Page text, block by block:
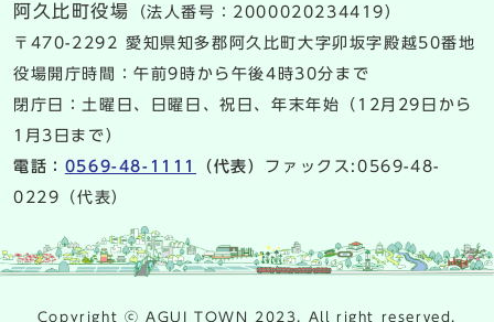
阿久比町役場
（法人番号：2000020234419）
〒470-2292 愛知県知多郡阿久比町大字卯坂字殿越50番地
役場開庁時間：午前9時から午後4時30分まで
閉庁日：土曜日、日曜日、祝日、年末年始（12月29日から
1月3日まで）
電話： 0569-48-1111 （代表） ファックス:0569-48-
0229（代表）
Copyright ⓒ AGUI TOWN 2023. All right reserved.